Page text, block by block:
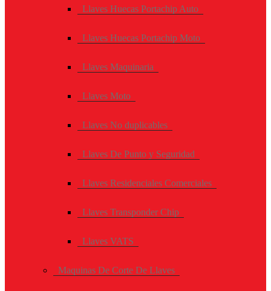
Llaves Huecas Portachip Auto
Llaves Huecas Portachip Moto
Llaves Maquinaria
Llaves Moto
Llaves No duplicables
Llaves De Punto y Seguridad
Llaves Residenciales Comerciales
Llaves Transponder Chip
Llaves VATS
Maquinas De Corte De Llaves